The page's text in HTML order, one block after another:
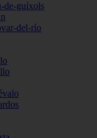
de-guíxols
del-río